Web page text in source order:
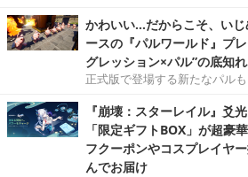
かわいい…だからこそ、い
ースの『パルワールド』プ
グレッション×パル”の底知
正式版で登場する新たなパル
『崩壊：スターレイル』爻
「限定ギフトBOX」が超豪
フクーポンやコスプレイヤ
んでお届け